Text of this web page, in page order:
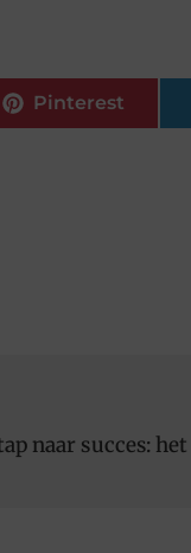
Pinterest
naar succes: